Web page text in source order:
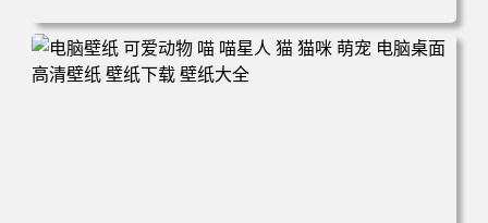
电脑壁纸 动漫 冬季 公交车 朱迪狐尼克 4K 电脑壁纸 3840x2
160 电脑桌面 高清壁纸 壁纸下载 壁纸大全